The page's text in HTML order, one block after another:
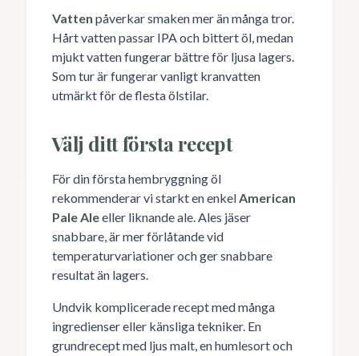
Vatten påverkar smaken mer än många tror.
Hårt vatten passar IPA och bittert öl, medan
mjukt vatten fungerar bättre för ljusa lagers.
Som tur är fungerar vanligt kranvatten
utmärkt för de flesta ölstilar.
Välj ditt första recept
För din första hembryggning öl
rekommenderar vi starkt en enkelAmerican
Pale Aleeller liknande ale. Ales jäser
snabbare, är mer förlåtande vid
temperaturvariationer och ger snabbare
resultat än lagers.
Undvik komplicerade recept med många
ingredienser eller känsliga tekniker. En
grundrecept med ljus malt, en humlesort och